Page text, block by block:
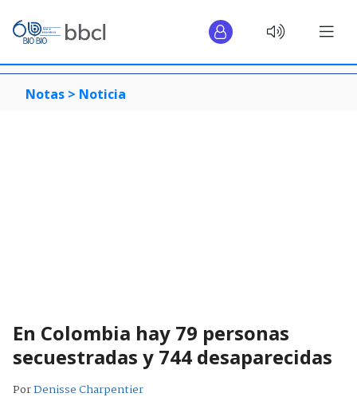
Notas > Noticia
En Colombia hay 79 personas
secuestradas y 744 desaparecidas
PorDenisse Charpentier